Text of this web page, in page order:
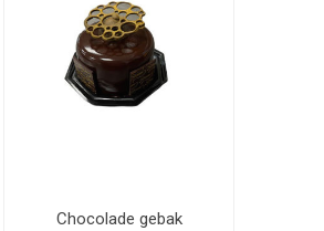
Chocolade gebak